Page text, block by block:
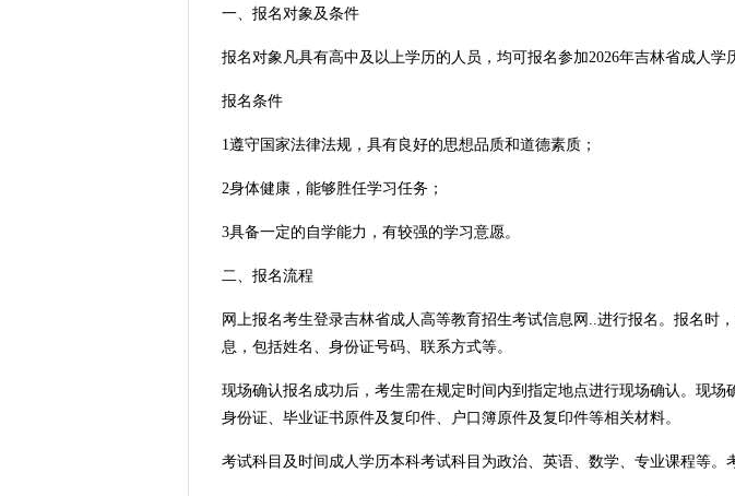
一、报名对象及条件
报名对象凡具有高中及以上学历的人员，均可报名参加2026年吉林省成人学
报名条件
1遵守国家法律法规，具有良好的思想品质和道德素质；
2身体健康，能够胜任学习任务；
3具备一定的自学能力，有较强的学习意愿。
二、报名流程
网上报名考生登录吉林省成人高等教育招生考试信息网..进行报名。报名时
息，包括姓名、身份证号码、联系方式等。
现场确认报名成功后，考生需在规定时间内到指定地点进行现场确认。现场
身份证、毕业证书原件及复印件、户口簿原件及复印件等相关材料。
考试科目及时间成人学历本科考试科目为政治、英语、数学、专业课程等。